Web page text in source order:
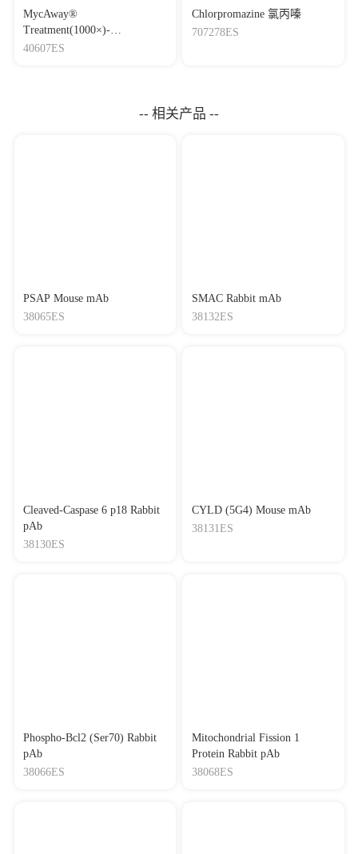
MycAway®
Treatment(1000×)-
Mycoplasma Elimination
40607ES
Chlorpromazine 氯丙嗪
707278ES
-- 相关产品 --
PSAP Mouse mAb
38065ES
SMAC Rabbit mAb
38132ES
Cleaved-Caspase 6 p18 Rabbit
pAb
38130ES
CYLD (5G4) Mouse mAb
38131ES
Phospho-Bcl2 (Ser70) Rabbit
pAb
38066ES
Mitochondrial Fission 1
Protein Rabbit pAb
38068ES